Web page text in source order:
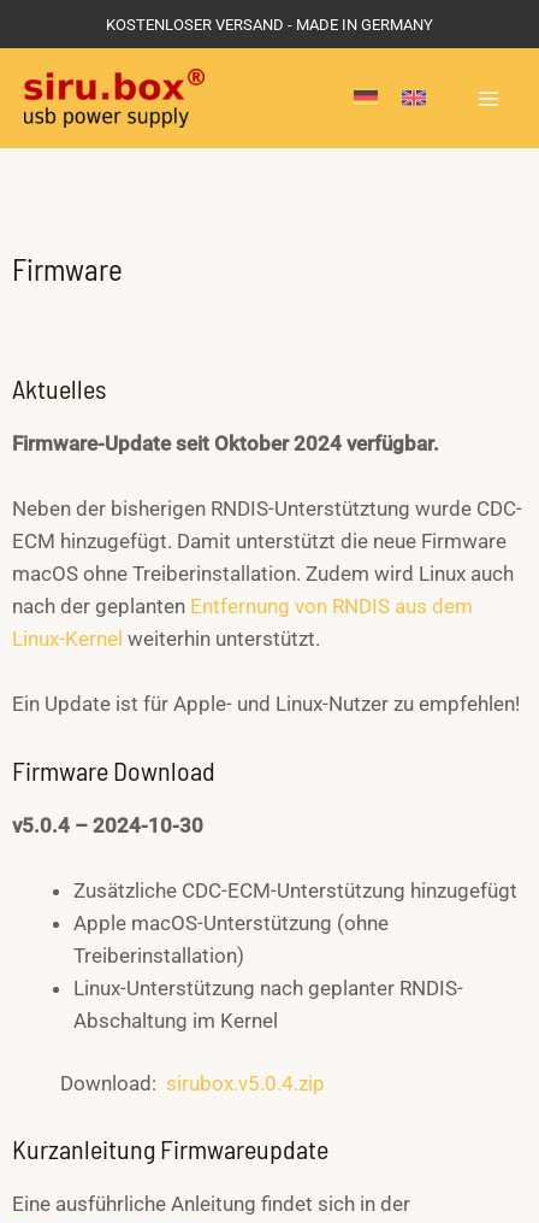
Inhalt
springen
KOSTENLOSER VERSAND - MADE IN GERMANY
Firmware
Aktuelles
Firmware-Update seit Oktober 2024 verfügbar.
Neben der bisherigen RNDIS-Unterstütztung wurde CDC-
ECM hinzugefügt. Damit unterstützt die neue Firmware
macOS ohne Treiberinstallation. Zudem wird Linux auch
nach der geplanten Entfernung von RNDIS aus dem
Linux-Kernel weiterhin unterstützt.
Ein Update ist für Apple- und Linux-Nutzer zu empfehlen!
Firmware Download
v5.0.4 – 2024-10-30
Zusätzliche CDC-ECM-Unterstützung hinzugefügt
Apple macOS-Unterstützung (ohne
Treiberinstallation)
Linux-Unterstützung nach geplanter RNDIS-
Abschaltung im Kernel
Download: sirubox.v5.0.4.zip
Kurzanleitung Firmwareupdate
Eine ausführliche Anleitung findet sich in der